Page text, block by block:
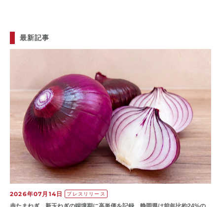
最新記事
2026年07月14日 プレスリリース